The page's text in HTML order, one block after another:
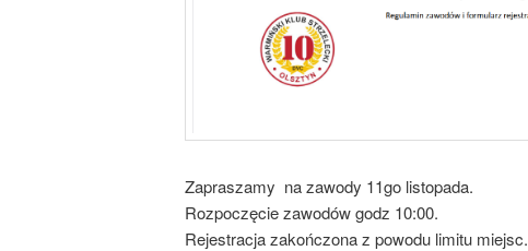
Zapraszamy na zawody 11go listopada.
Rozpoczęcie zawodów godz 10:00.
Rejestracja zakończona z powodu limitu miejsc.